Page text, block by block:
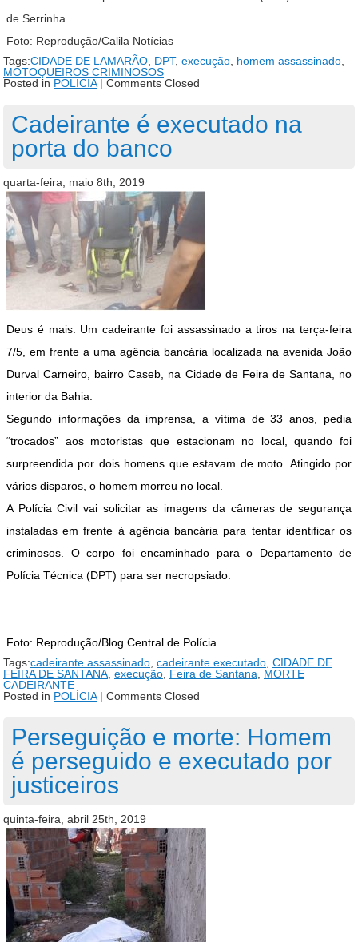
de Serrinha.
Foto: Reprodução/Calila Notícias
Tags:CIDADE DE LAMARÃO DPT, execução homem assassinado
MOTOQUEIROS CRIMINOSOS
Posted in POLÍCIA| Comments Closed
Cadeirante é executado na
porta do banco
quarta-feira, maio 8th, 2019
Deus é mais. Um cadeirante foi assassinado a tiros na terça-feira
7/5, em frente a uma agência bancária localizada na avenida João
Durval Carneiro, bairro Caseb, na Cidade de Feira de Santana, no
interior da Bahia.
Segundo informações da imprensa, a vítima de 33 anos, pedia
“trocados” aos motoristas que estacionam no local, quando foi
surpreendida por dois homens que estavam de moto. Atingido por
vários disparos, o homem morreu no local.
A Polícia Civil vai solicitar as imagens da câmeras de segurança
instaladas em frente à agência bancária para tentar identificar os
criminosos. O corpo foi encaminhado para o Departamento de
Polícia Técnica (DPT) para ser necropsiado.
Foto: Reprodução/Blog Central de Polícia
Tags:cadeirante assassinado cadeirante executado CIDADE DE
FEIRA DE SANTANA execução Feira de Santana
MORTE
CADEIRANTE
Posted in POLÍCIA| Comments Closed
Perseguição e morte: Homem
é perseguido e executado por
justiceiros
quinta-feira, abril 25th, 2019